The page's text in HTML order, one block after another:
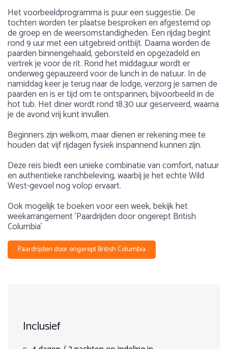
Het voorbeeldprogramma is puur een suggestie. De
tochten worden ter plaatse besproken en afgestemd op
de groep en de weersomstandigheden. Een rijdag begint
rond 9 uur met een uitgebreid ontbijt. Daarna worden de
paarden binnengehaald, geborsteld en opgezadeld en
vertrek je voor de rit. Rond het middaguur wordt er
onderweg gepauzeerd voor de lunch in de natuur. In de
namiddag keer je terug naar de lodge, verzorg je samen de
paarden en is er tijd om te ontspannen, bijvoorbeeld in de
hot tub. Het diner wordt rond 18.30 uur geserveerd, waarna
je de avond vrij kunt invullen.
Beginners zijn welkom, maar dienen er rekening mee te
houden dat vijf rijdagen fysiek inspannend kunnen zijn.
Deze reis biedt een unieke combinatie van comfort, natuur
en authentieke ranchbeleving, waarbij je het echte Wild
West-gevoel nog volop ervaart.
Ook mogelijk te boeken voor een week, bekijk het
weekarrangement 'Paardrijden door ongerept British
Columbia'
Paardrijden door ongerept British Columbia
de schitterende omgeving.
Dag 2
Vertrekmaand
Max. 95 kg
ingrediënten die een paardrijtrektocht in West-Canada tot
een onvergetelijk avontuur maken.
Inclusief